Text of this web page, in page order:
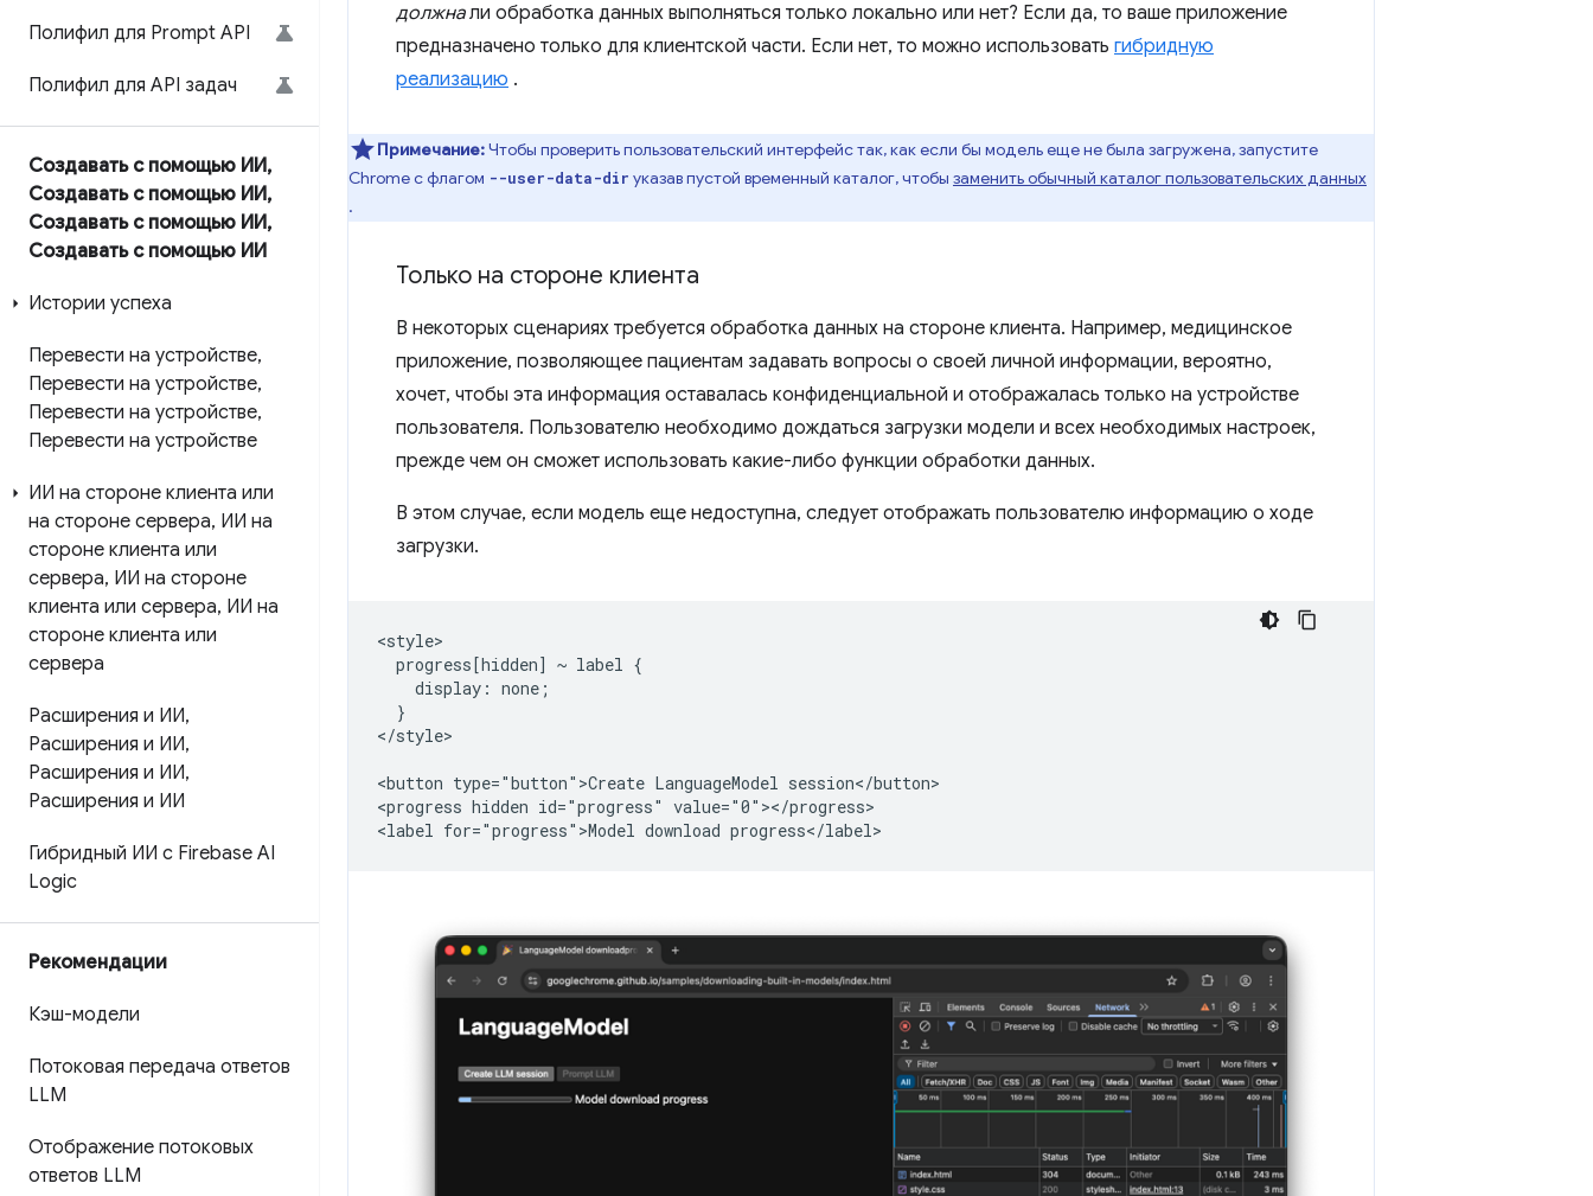
Полифил для Prompt API
Полифил для API задач
Создавать с помощью ИИ,
Создавать с помощью ИИ,
Создавать с помощью ИИ,
Создавать с помощью ИИ
Истории успеха
Перевести на устройстве,
Перевести на устройстве,
Перевести на устройстве,
Перевести на устройстве
ИИ на стороне клиента или
на стороне сервера, ИИ на
стороне клиента или
сервера, ИИ на стороне
клиента или сервера, ИИ на
стороне клиента или
сервера
Расширения и ИИ,
Расширения и ИИ,
Расширения и ИИ,
Расширения и ИИ
Гибридный ИИ с Firebase AI
Logic
Рекомендации
Кэш-модели
Потоковая передача ответов
LLM
Отображение потоковых
ответов LLM
должнали обработка данных выполняться только локально или нет? Если да, то ваше приложение
предназначено только для клиентской части. Если нет, то можно использовать гибридную
реализацию .
Примечание:Чтобы проверить пользовательский интерфейс так, как если бы модель еще не была загружена, запустите
Chrome с флагом --user-data-dir указав пустой временный каталог, чтобы заменить обычный каталог пользовательских данных
.
Только на стороне клиента
В некоторых сценариях требуется обработка данных на стороне клиента. Например, медицинское
приложение, позволяющее пациентам задавать вопросы о своей личной информации, вероятно,
хочет, чтобы эта информация оставалась конфиденциальной и отображалась только на устройстве
пользователя. Пользователю необходимо дождаться загрузки модели и всех необходимых настроек,
прежде чем он сможет использовать какие-либо функции обработки данных.
В этом случае, если модель еще недоступна, следует отображать пользователю информацию о ходе
загрузки.
<style>
  progress[hidden] ~ label {
    display: none;
  }
</style>
<button type="button">Create LanguageModel session</button>
<progress hidden id="progress" value="0"></progress>